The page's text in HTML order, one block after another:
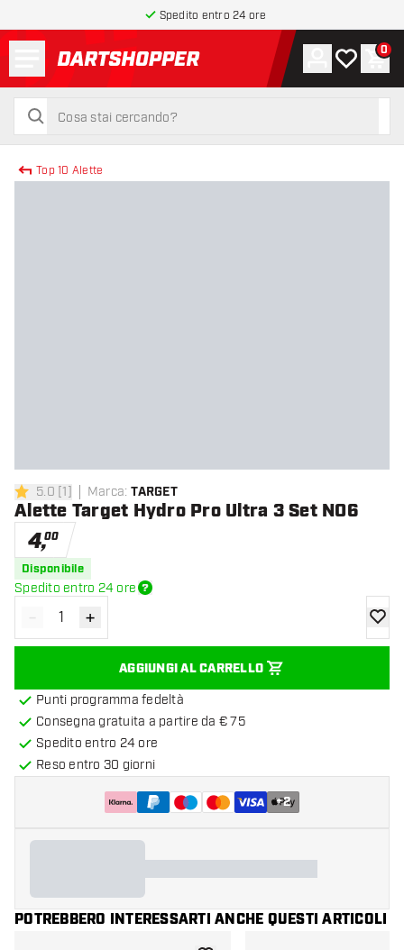
Spedito entro 24 ore
torna alla home page
cerca
cerca
Account
La mia0
Top 10 Alette
5 stelle di valutazione
5.0 [1] Marca: TARGET
Alette Target Hydro Pro Ultra 3 Set NO6
4,00
Disponibile
Spedito entro 24 ore
Diminuisci quantità
- Aumenta quantità
+
AGGIUNGI AL CARRELLO
Punti programma fedeltà
Consegna gratuita a partire da € 75
Spedito entro 24 ore
Reso entro 30 giorni
+2
POTREBBERO INTERESSARTI ANCHE QUESTI ARTICOLI